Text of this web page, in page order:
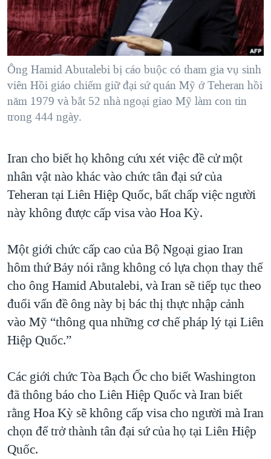
"Tìm"NGƯỜI VIỆT HẢI NGOẠI
ĐỜI SỐNG
KINH TẾ
KHOA HỌC
SỨC KHOẺ
VĂN HOÁ
GIÁO DỤC
TẠI
HÀNH TRÌNH BẦU CỬ 2024
MỘT NĂM CHIẾN TRANH TẠI DẢI GAZA
GIẢI MÃ VÀNH ĐAI & CON ĐƯỜNG
NGÀY TỊ NẠN THẾ GIỚI
TRỊNH VĨNH BÌNH - NGƯỜI HẠ 'BÊN THẮNG CUỘC'
CHI PHÍ CHIẾN TRANH AFGHANISTAN
CÁC GIÁ TRỊ CỘNG HÒA Ở VIỆT NAM
THƯỢNG ĐỈNH TRUMP-KIM TẠI VIỆT NAM
TRỊNH VĨNH BÌNH VS. CHÍNH PHỦ VIỆT NAM
NGƯ DÂN VIỆT VÀ LÀN SÓNG TRỘM HẢI SÂM
BÊN KIA QUỐC LỘ: TIẾNG VỌNG TỪ NÔNG THÔN MỸ
QUAN HỆ VIỆT MỸ
VIDEO
NGHE
MẠNG XÃ HỘI
Ngôn ngữ khác
Ông Hamid Abutalebi bị cáo buộc có tham gia vụ sinh
viên Hồi giáo chiếm giữ đại sứ quán Mỹ ở Teheran hồi
năm 1979 và bắt 52 nhà ngoại giao Mỹ làm con tin
trong 444 ngày.
Iran cho biết họ không cứu xét việc đề cử một
nhân vật nào khác vào chức tân đại sứ của
Teheran tại Liên Hiệp Quốc, bất chấp việc người
này không được cấp visa vào Hoa Kỳ.
Một giới chức cấp cao của Bộ Ngoại giao Iran
hôm thứ Bảy nói rằng không có lựa chọn thay thế
cho ông Hamid Abutalebi, và Iran sẽ tiếp tục theo
đuổi vấn đề ông này bị bác thị thực nhập cảnh
vào Mỹ “thông qua những cơ chế pháp lý tại Liên
Hiệp Quốc.”
Các giới chức Tòa Bạch Ốc cho biết Washington
đã thông báo cho Liên Hiệp Quốc và Iran biết
rằng Hoa Kỳ sẽ không cấp visa cho người mà Iran
chọn để trở thành tân đại sứ của họ tại Liên Hiệp
Quốc.